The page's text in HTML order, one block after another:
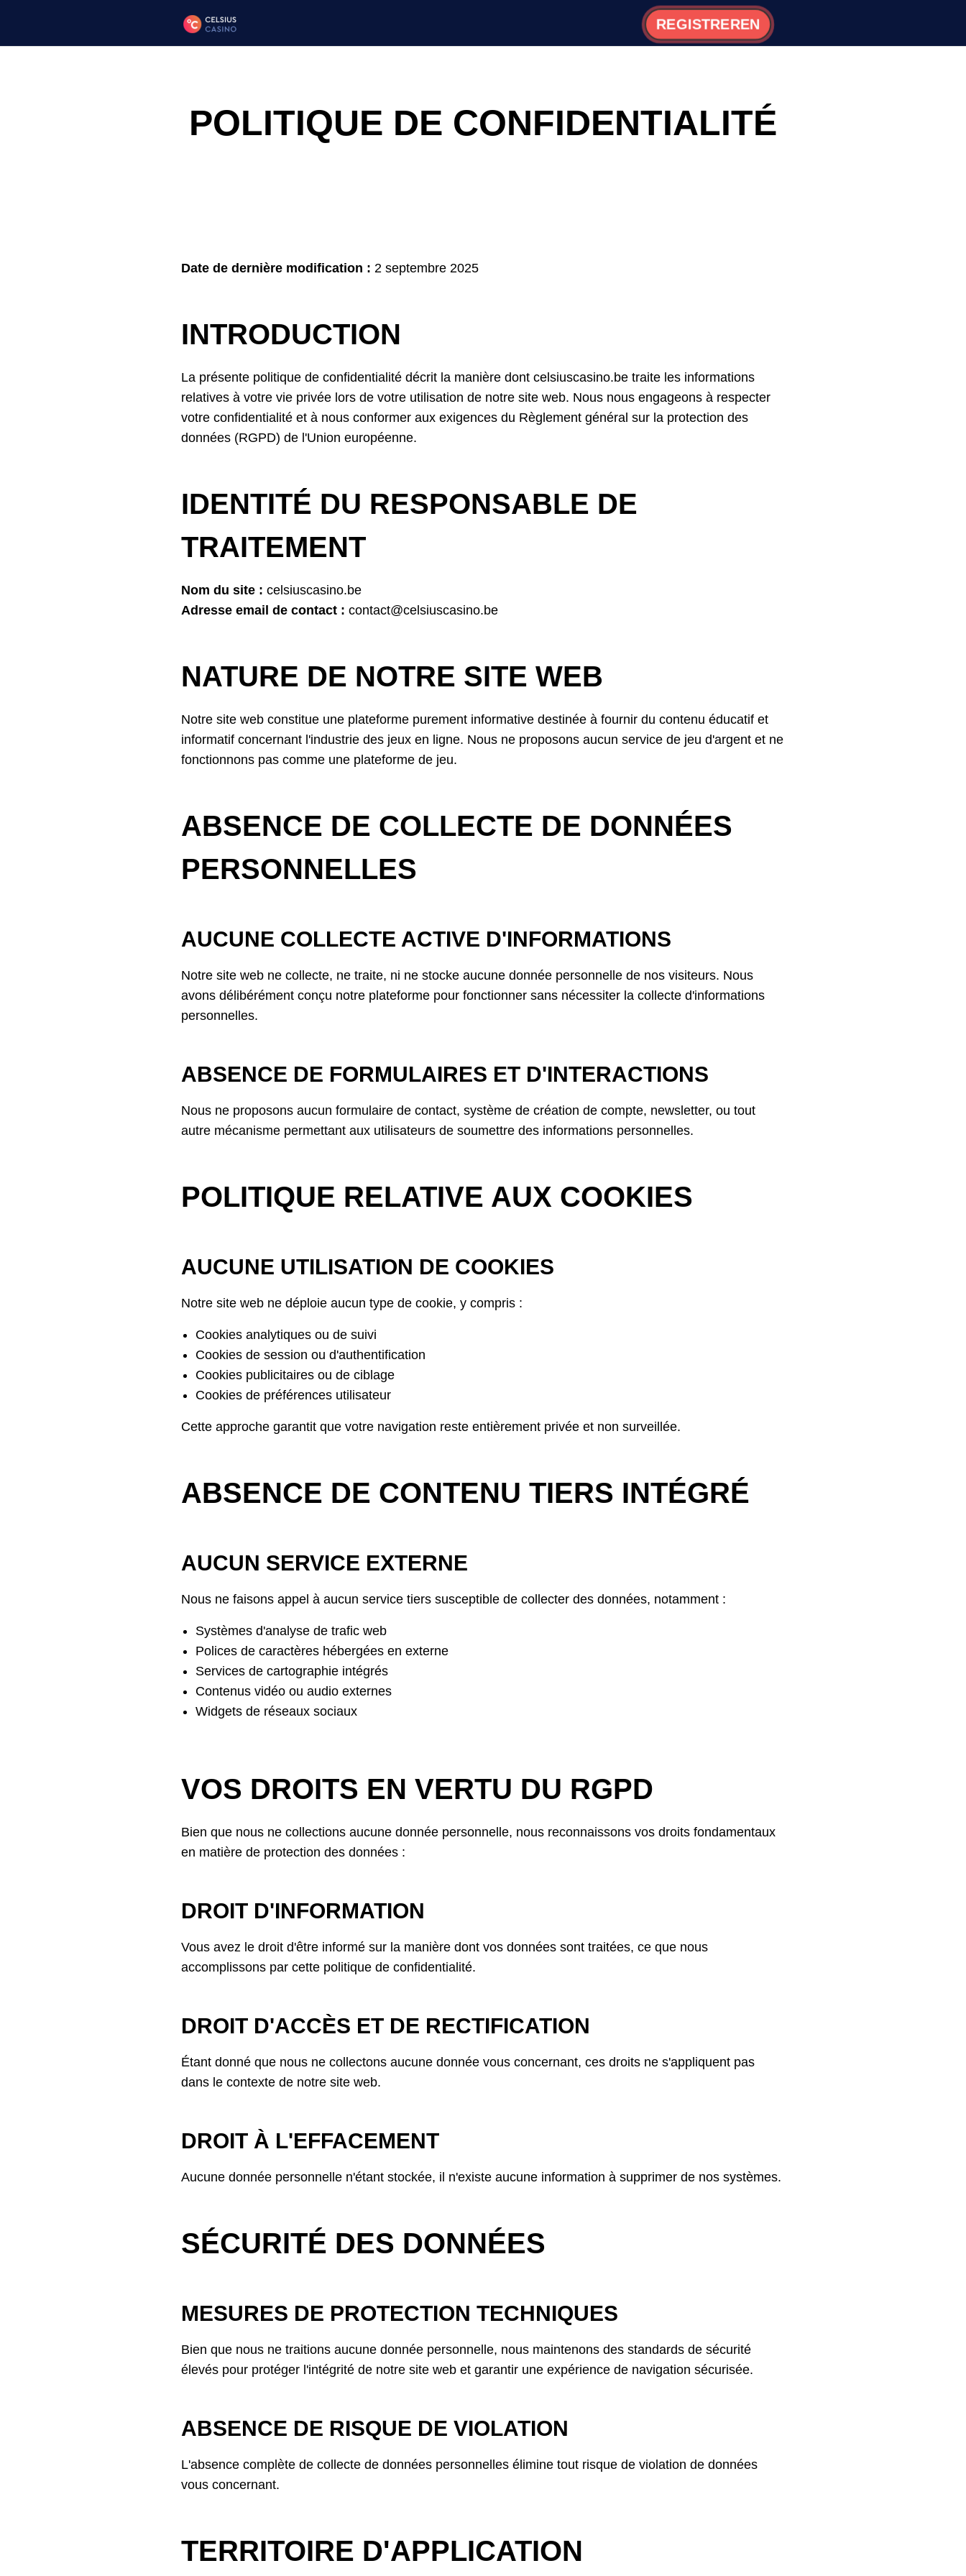
REGISTREREN
POLITIQUE DE CONFIDENTIALITÉ
Date de dernière modification : 2 septembre 2025
INTRODUCTION
La présente politique de confidentialité décrit la manière dont celsiuscasino.be traite les informations
relatives à votre vie privée lors de votre utilisation de notre site web. Nous nous engageons à respecter
votre confidentialité et à nous conformer aux exigences du Règlement général sur la protection des
données (RGPD) de l'Union européenne.
IDENTITÉ DU RESPONSABLE DE
TRAITEMENT
Nom du site : celsiuscasino.be
Adresse email de contact : contact@celsiuscasino.be
NATURE DE NOTRE SITE WEB
Notre site web constitue une plateforme purement informative destinée à fournir du contenu éducatif et
informatif concernant l'industrie des jeux en ligne. Nous ne proposons aucun service de jeu d'argent et ne
fonctionnons pas comme une plateforme de jeu.
ABSENCE DE COLLECTE DE DONNÉES
PERSONNELLES
AUCUNE COLLECTE ACTIVE D'INFORMATIONS
Notre site web ne collecte, ne traite, ni ne stocke aucune donnée personnelle de nos visiteurs. Nous
avons délibérément conçu notre plateforme pour fonctionner sans nécessiter la collecte d'informations
personnelles.
ABSENCE DE FORMULAIRES ET D'INTERACTIONS
Nous ne proposons aucun formulaire de contact, système de création de compte, newsletter, ou tout
autre mécanisme permettant aux utilisateurs de soumettre des informations personnelles.
POLITIQUE RELATIVE AUX COOKIES
AUCUNE UTILISATION DE COOKIES
Notre site web ne déploie aucun type de cookie, y compris :
Cookies analytiques ou de suivi
Cookies de session ou d'authentification
Cookies publicitaires ou de ciblage
Cookies de préférences utilisateur
Cette approche garantit que votre navigation reste entièrement privée et non surveillée.
ABSENCE DE CONTENU TIERS INTÉGRÉ
AUCUN SERVICE EXTERNE
Nous ne faisons appel à aucun service tiers susceptible de collecter des données, notamment :
Systèmes d'analyse de trafic web
Polices de caractères hébergées en externe
Services de cartographie intégrés
Contenus vidéo ou audio externes
Widgets de réseaux sociaux
VOS DROITS EN VERTU DU RGPD
Bien que nous ne collections aucune donnée personnelle, nous reconnaissons vos droits fondamentaux
en matière de protection des données :
DROIT D'INFORMATION
Vous avez le droit d'être informé sur la manière dont vos données sont traitées, ce que nous
accomplissons par cette politique de confidentialité.
DROIT D'ACCÈS ET DE RECTIFICATION
Étant donné que nous ne collectons aucune donnée vous concernant, ces droits ne s'appliquent pas
dans le contexte de notre site web.
DROIT À L'EFFACEMENT
Aucune donnée personnelle n'étant stockée, il n'existe aucune information à supprimer de nos systèmes.
SÉCURITÉ DES DONNÉES
MESURES DE PROTECTION TECHNIQUES
Bien que nous ne traitions aucune donnée personnelle, nous maintenons des standards de sécurité
élevés pour protéger l'intégrité de notre site web et garantir une expérience de navigation sécurisée.
ABSENCE DE RISQUE DE VIOLATION
L'absence complète de collecte de données personnelles élimine tout risque de violation de données
vous concernant.
TERRITOIRE D'APPLICATION